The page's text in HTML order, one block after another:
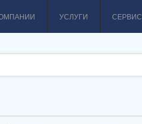
СЕРВИС
УСЛУГИ